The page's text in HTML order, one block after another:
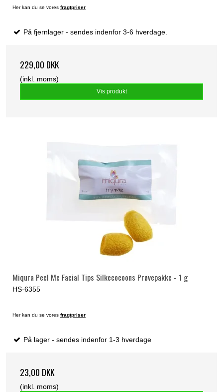
Her kan du se vores fragtpriser
På fjernlager - sendes indenfor 3-6 hverdage.
229,00 DKK
(inkl. moms)
Vis produkt
Miqura Peel Me Facial Tips Silkecocoons Prøvepakke - 1 g
HS-6355
Her kan du se vores fragtpriser
På lager - sendes indenfor 1-3 hverdage
23,00 DKK
(inkl. moms)